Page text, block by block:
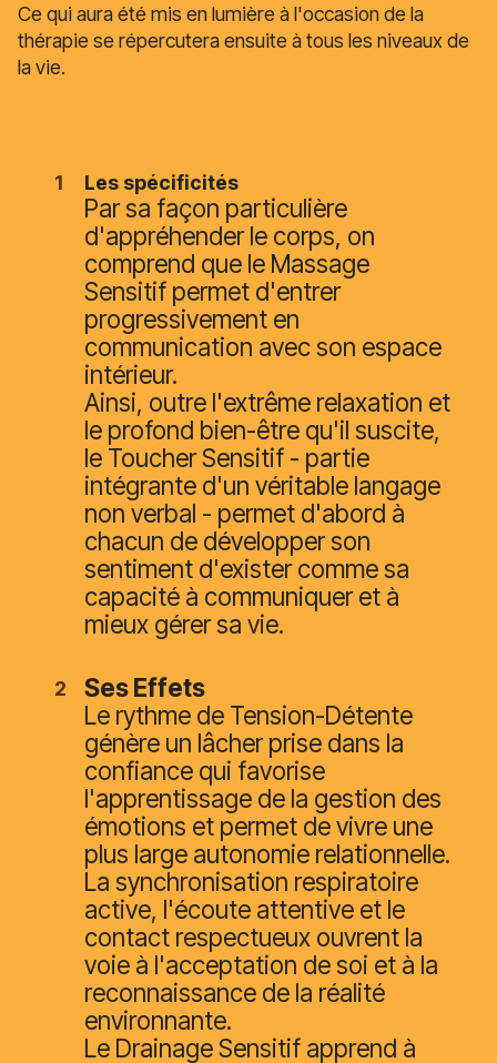
Ce qui aura été mis en lumière à l'occasion de la
thérapie se répercutera ensuite à tous les niveaux de
la vie.
Les spécificités
Par sa façon particulière
d'appréhender le corps, on
comprend que le Massage
Sensitif permet d'entrer
progressivement en
communication avec son espace
intérieur.
Ainsi, outre l'extrême relaxation et
le profond bien-être qu'il suscite,
le Toucher Sensitif - partie
intégrante d'un véritable langage
non verbal - permet d'abord à
chacun de développer son
sentiment d'exister comme sa
capacité à communiquer et à
mieux gérer sa vie.
Ses Effets
Le rythme de Tension-Détente
génère un lâcher prise dans la
confiance qui favorise
l'apprentissage de la gestion des
émotions et permet de vivre une
plus large autonomie relationnelle.
La synchronisation respiratoire
active, l'écoute attentive et le
contact respectueux ouvrent la
voie à l'acceptation de soi et à la
reconnaissance de la réalité
environnante.
Le Drainage Sensitif apprend à